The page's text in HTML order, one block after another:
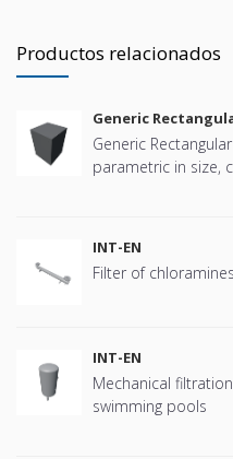
Productos relacionados
Generic
Generic
parametric in size,
INT-EN
Filter of
INT-EN
Mechanical
swimming pools